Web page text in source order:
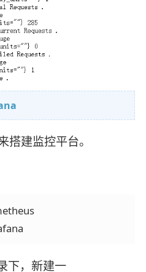
建监控平台。
下，新建一